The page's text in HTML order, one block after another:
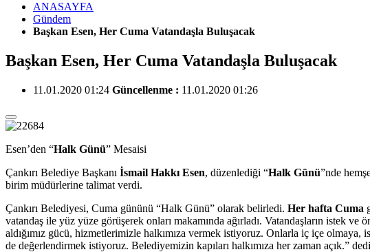
ANASAYFA
Gündem
Başkan Esen, Her Cuma Vatandaşla Buluşacak
Başkan Esen, Her Cuma Vatandaşla Buluşacak
11.01.2020 01:24 Güncellenme : 11.01.2020 01:26
Esen’den “Halk Günü” Mesaisi
Çankırı Belediye Başkanı İsmail Hakkı Esen, düzenlediği “Halk Günü”nde
birim müdürlerine talimat verdi.
Çankırı Belediyesi, Cuma gününü “Halk Günü” olarak belirledi. Her hafta Cuma
vatandaş ile yüz yüze görüşerek onları makamında ağırladı. Vatandaşların istek
aldığımız gücü, hizmetlerimizle halkımıza vermek istiyoruz. Onlarla iç içe
de değerlendirmek istiyoruz. Belediyemizin kapıları halkımıza her zaman açık.”